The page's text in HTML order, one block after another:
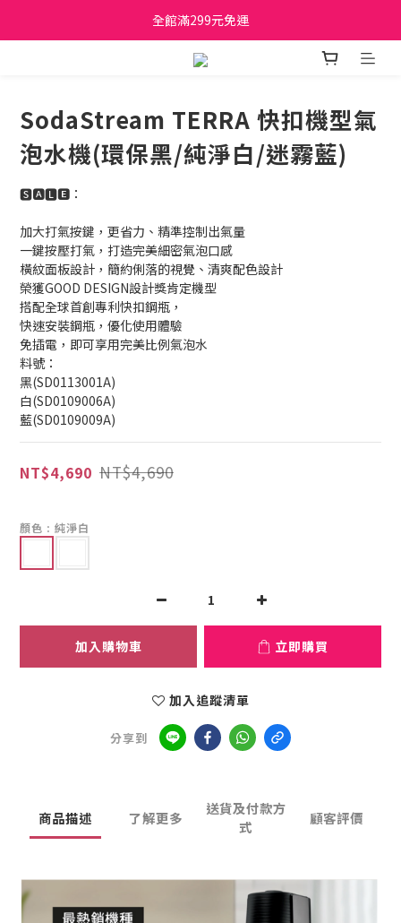
日立家電、國際牌 原廠管制價格 私訊優惠價
日立家電、國際牌 原廠管制價格 私訊優惠價
SodaStream TERRA 快扣機型氣
泡水機(環保黑/純淨白/迷霧藍)
🆂🅰🅻🅴：
加大打氣按鍵，更省力、精準控制出氣量
一鍵按壓打氣，打造完美細密氣泡口感
橫紋面板設計，簡約俐落的視覺、清爽配色設計
榮獲GOOD DESIGN設計獎肯定機型
搭配全球首創專利快扣鋼瓶，
快速安裝鋼瓶，優化使用體驗
免插電，即可享用完美比例氣泡水
料號：
黑(SD0113001A)
白(SD0109006A)
藍(SD0109009A)
NT$4,690 NT$4,690
顏色 : 純淨白
加入購物車 立即購買
加入追蹤清單
分享到
商品描述 了解更多
送貨及付款方
式
顧客評價